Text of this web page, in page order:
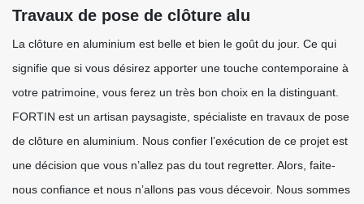
Travaux de pose de clôture alu
La clôture en aluminium est belle et bien le goût du jour. Ce qui
signifie que si vous désirez apporter une touche contemporaine à
votre patrimoine, vous ferez un très bon choix en la distinguant.
FORTIN est un artisan paysagiste, spécialiste en travaux de pose
de clôture en aluminium. Nous confier l’exécution de ce projet est
une décision que vous n’allez pas du tout regretter. Alors, faite-
nous confiance et nous n’allons pas vous décevoir. Nous sommes